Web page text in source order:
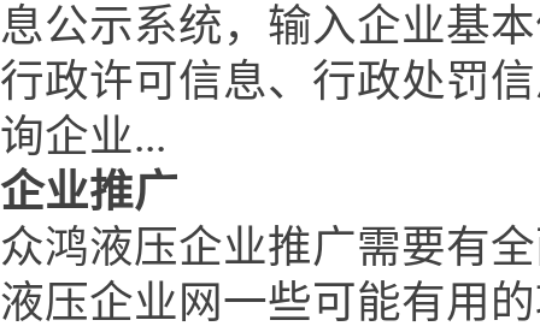
息公示系统，输入企业基
行政许可信息、行政处罚
询企业...
企业推广
众鸿液压企业推广需要有
液压企业网一些可能有用